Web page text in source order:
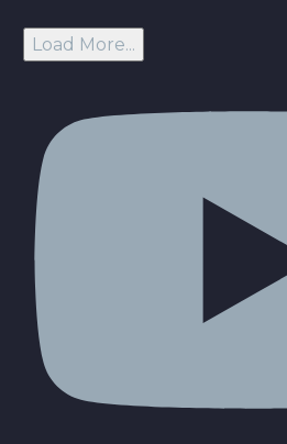
Load More...